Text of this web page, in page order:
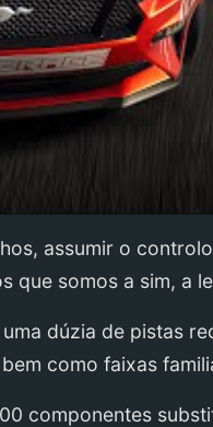
assumir o
que somos a sim, a
dúzia de pistas
como faixas
componentes